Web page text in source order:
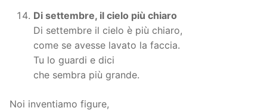
Di settembre, il cielo più chiaro
Di settembre il cielo è più chiaro,
come se avesse lavato la faccia.
Tu lo guardi e dici
che sembra più grande.
Noi inventiamo figure,